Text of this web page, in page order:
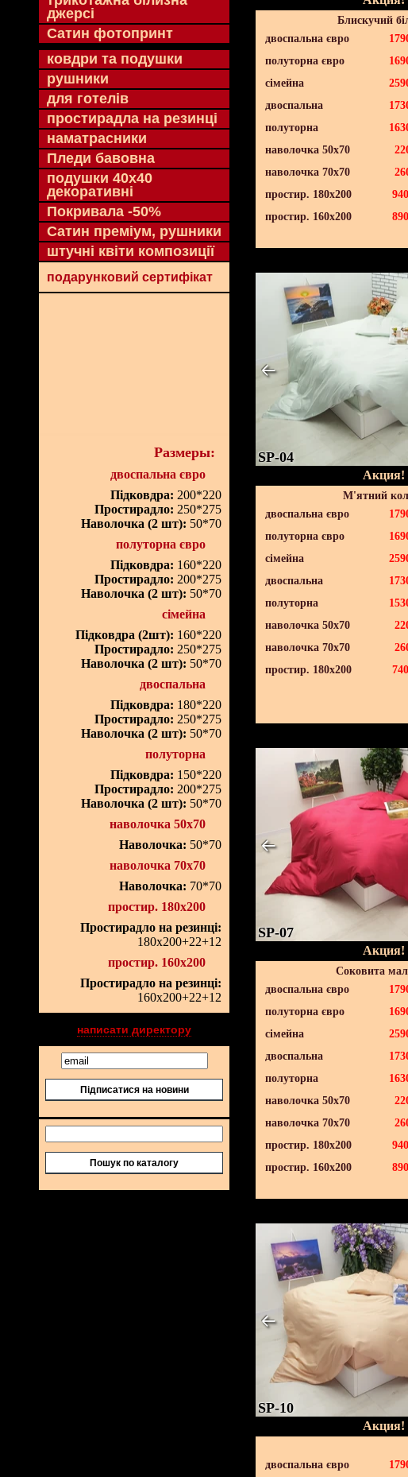
джерсі
Сатин фотопринт
ковдри та подушки
рушники
для готелів
простирадла на резинці
наматрасники
Пледи бавовна
подушки 40х40
декоративні
Покривала -50%
Сатин преміум, рушники
штучні квіти композиції
подарунковий сертифікат
Размеры:
двоспальна євро
Підковдра: 200*220
Простирадло: 250*275
Наволочка (2 шт): 50*70
полуторна євро
Підковдра: 160*220
Простирадло: 200*275
Наволочка (2 шт): 50*70
сімейна
Підковдра (2шт): 160*220
Простирадло: 250*275
Наволочка (2 шт): 50*70
двоспальна
Підковдра: 180*220
Простирадло: 250*275
Наволочка (2 шт): 50*70
полуторна
Підковдра: 150*220
Простирадло: 200*275
Наволочка (2 шт): 50*70
наволочка 50х70
Наволочка: 50*70
наволочка 70х70
Наволочка: 70*70
простир. 180х200
Простирадло на резинці:
180х200+22+12
простир. 160х200
Простирадло на резинці:
160х200+22+12
написати директору
Підписатися на новини
Пошук по каталогу
Блискучий
двоспальна євро
полуторна євро
сімейна
двоспальна
полуторна
наволочка 50х70
наволочка 70х70
простир. 180х200 940
простир. 160х200 890
SP-04
Акция!
М'ятний
двоспальна євро
полуторна євро
сімейна
двоспальна
полуторна
наволочка 50х70
наволочка 70х70
простир. 180х200 740
SP-07
Акция!
Соковита
двоспальна євро
полуторна євро
сімейна
двоспальна
полуторна
наволочка 50х70
наволочка 70х70
простир. 180х200 940
простир. 160х200 890
SP-10
Акция!
двоспальна євро